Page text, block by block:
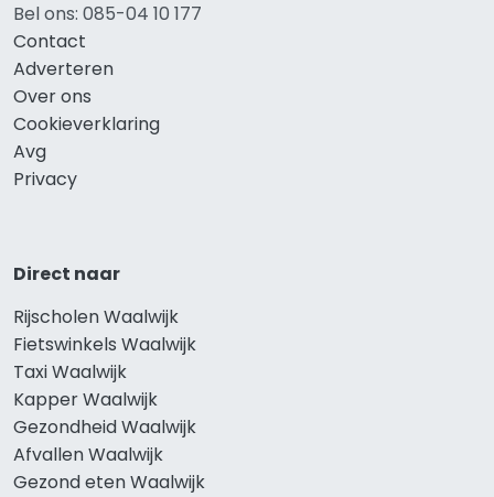
Bel ons: 085-04 10 177
Contact
Adverteren
Over ons
Cookieverklaring
Avg
Privacy
Direct naar
Rijscholen Waalwijk
Fietswinkels Waalwijk
Taxi Waalwijk
Kapper Waalwijk
Gezondheid Waalwijk
Afvallen Waalwijk
Gezond eten Waalwijk